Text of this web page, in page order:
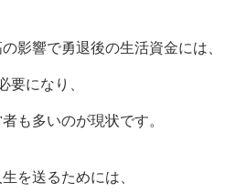
影響で勇退後の生活資金には、
要になり、
も多いのが現状です。
を送るためには、